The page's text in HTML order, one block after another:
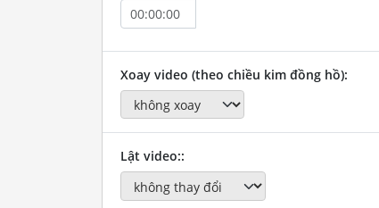
Xoay video (theo chiều kim đồng hồ):
Lật video::